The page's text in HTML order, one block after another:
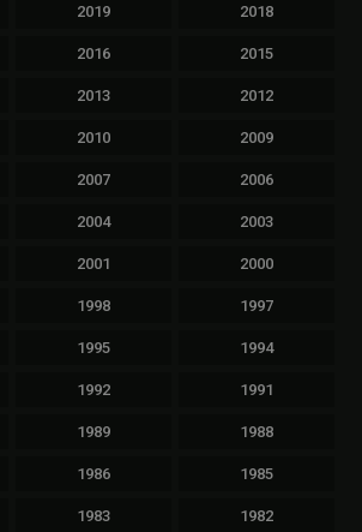
2019 2018
2016 2015
2013 2012
2010 2009
2007 2006
2004 2003
2001 2000
1998 1997
1995 1994
1992 1991
1989 1988
1986 1985
1983 1982